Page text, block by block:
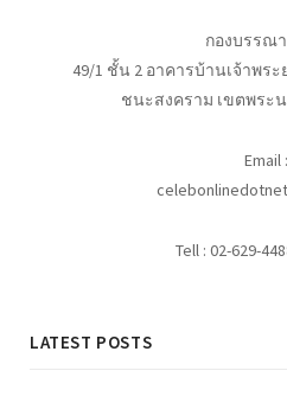
กองบรรณ
49/1 ชั้น 2 อาคารบ้านเจ้าพร
ชนะสงคราม เขตพระน
Email :
Tell : 02-629-
LATEST POSTS